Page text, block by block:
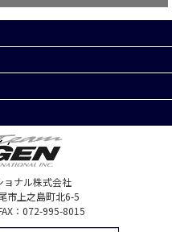
ョナル株式会社
市上之島町北6-5
：072-995-8015